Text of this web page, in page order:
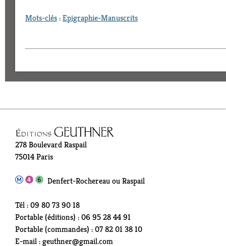
Mots-clés:Epigraphie-Manuscrits
278 Boulevard Raspail
75014 Paris
Denfert-Rochereau ou Raspail
Tél : 09 80 73 90 18
Portable (éditions) : 06 95 28 44 91
Portable (commandes) : 07 82 01 38 10
E-mail : geuthner@gmail.com